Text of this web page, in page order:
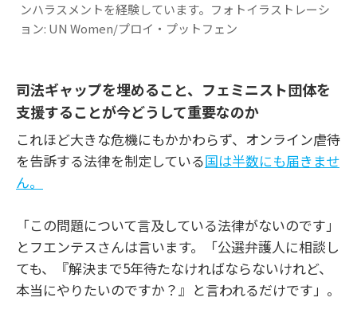
ンハラスメントを経験しています。フォトイラストレーシ
ョン: UN Women/プロイ・プットフェン
司法ギャップを埋めること、フェミニスト団体を
支援することが今どうして重要なのか
これほど大きな危機にもかかわらず、オンライン虐待
を告訴する法律を制定している国は半数にも届きませ
ん。
「この問題について言及している法律がないのです」
とフエンテスさんは言います。「公選弁護人に相談し
ても、『解決まで5年待たなければならないけれど、
本当にやりたいのですか？』と言われるだけです」。